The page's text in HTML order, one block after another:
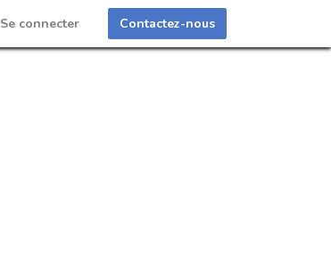
Se connecter Contactez-nous